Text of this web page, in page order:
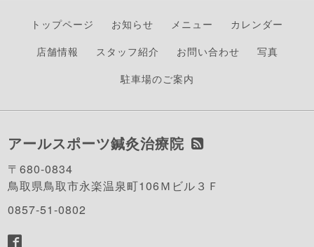
トップページ お知らせ メニュー
カレンダー
店舗情報
スタッフ紹介 お問い合わせ
写真
駐車場のご案内
アールスポーツ鍼灸治療院
〒680-0834
鳥取県鳥取市永楽温泉町106Ｍビル３Ｆ
0857-51-0802